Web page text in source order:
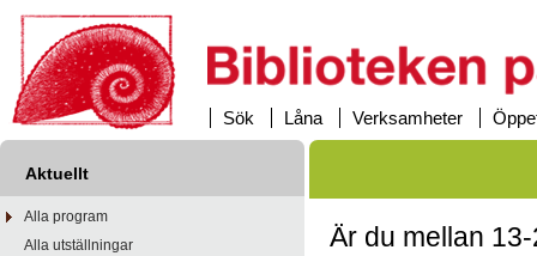
Sök Låna Verksamheter
Aktuellt
Alla program
Alla utställningar
Är du mellan